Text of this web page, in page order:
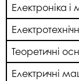
Електроніка і
Теоретичні
Електричні